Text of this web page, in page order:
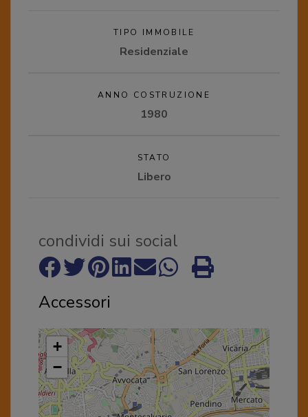
TIPO IMMOBILE
Residenziale
ANNO COSTRUZIONE
1980
STATO
Libero
condividi sui social
Accessori
+
−